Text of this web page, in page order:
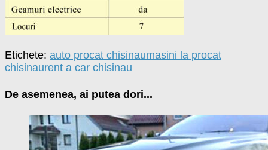
Etichete: auto procat chisinaumasini la procat
chisinaurent a car chisinau
De asemenea, ai putea dori...